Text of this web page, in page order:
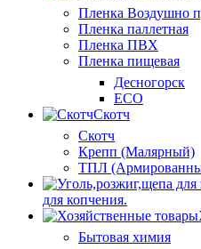
Пленка Воздушно
Пленка паллетная
Пленка ПВХ
Пленка пищевая
Десногорск
ECO
Скотч
Скотч
Крепп (Малярный)
ТПЛ
для копчения.
Бытовая химия